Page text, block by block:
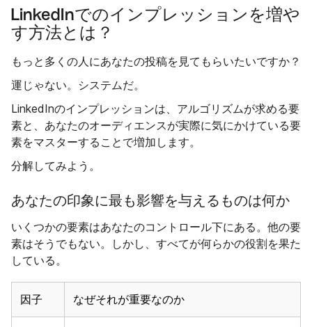
LinkedInでのインプレッションを増や
す方法とは？
もっと多くの人にあなたの投稿を見てもらいたいですか？
運じゃない。システムだ。
LinkedInのインプレッションは、アルゴリズムが求める要
素と、あなたのオーディエンスが実際に気にかけている要
素をマスターすることで増加します。
分解してみよう。
あなたの印象に最も影響を与えるものは何か
いくつかの要素はあなたのコントロール下にある。他の要
素はそうでもない。しかし、すべてが何らかの役割を果た
している。
因子 なぜそれが重要なのか